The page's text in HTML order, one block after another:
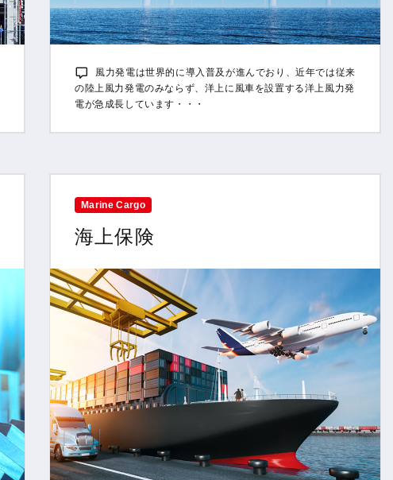
風力発電は世界的に導入普及が進んでおり、近年では従来
の陸上風力発電のみならず、洋上に風車を設置する洋上風力発
電が急成長しています・・・
Marine Cargo
海上保険